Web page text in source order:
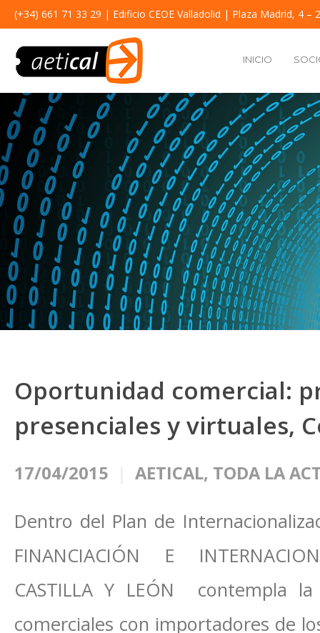
(+34) 661 71 33 29 | Edificio CEOE Valladolid | Plaza Madrid, 4 –
INICIO
Oportunidad comercial:
presenciales y virtuales,
17/04/2015 AETICAL, TODA LA
Dentro del Plan de
FINANCIACIÓN E
CASTILLA Y LEÓN contempla
comerciales con importadores de